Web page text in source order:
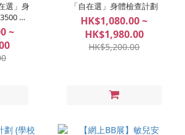
選」身
必
揀！)
~
「自在選」身體檢查計劃
HK$1,080.00 ~
HK$1,980.00
HK$5,200.00